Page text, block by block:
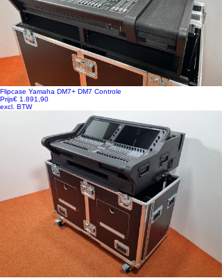
Flipcase Yamaha DM7+ DM7 Controle
Prijs€ 1.891,90
excl. BTW